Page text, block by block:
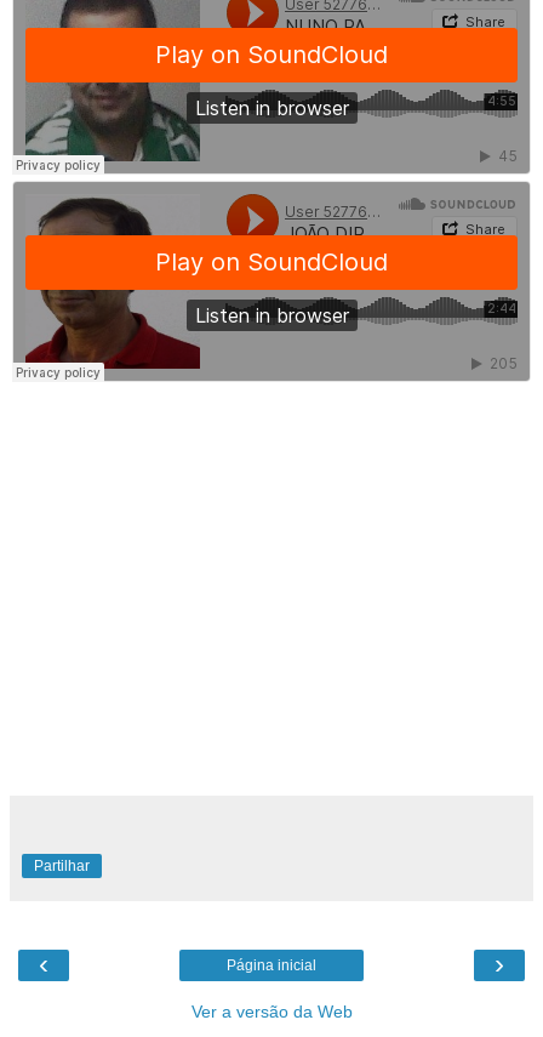
Partilhar
‹ ›
Página inicial
Ver a versão da Web